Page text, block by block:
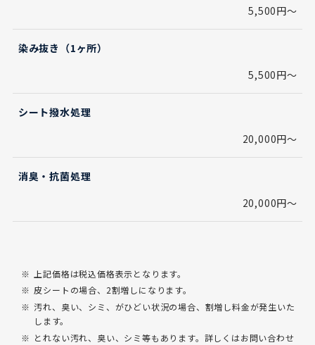
5,500円～
染み抜き（1ヶ所）
5,500円～
シート撥水処理
20,000円～
消臭・抗菌処理
20,000円～
上記価格は税込価格表示となります。
皮シートの場合、2割増しになります。
汚れ、臭い、シミ、がひどい状況の場合、割増し料金が発生いた
します。
とれない汚れ、臭い、シミ等もあります。詳しくはお問い合わせ